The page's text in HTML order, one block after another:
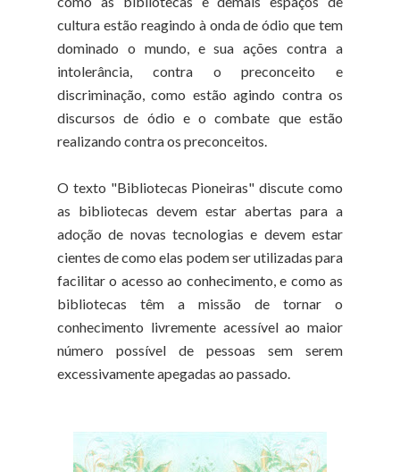
cultura estão reagindo à onda de ódio que tem
dominado o mundo, e sua ações contra a
intolerância, contra o preconceito e
discriminação, como estão agindo contra os
discursos de ódio e o combate que estão
realizando contra os preconceitos.
O texto "Bibliotecas Pioneiras" discute como
as bibliotecas devem estar abertas para a
adoção de novas tecnologias e devem estar
cientes de como elas podem ser utilizadas para
facilitar o acesso ao conhecimento, e como as
bibliotecas têm a missão de tornar o
conhecimento livremente acessível ao maior
número possível de pessoas sem serem
excessivamente apegadas ao passado.